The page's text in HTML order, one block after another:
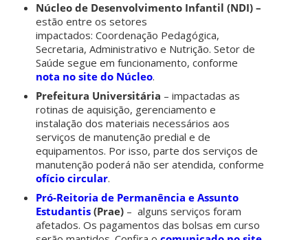
Núcleo de Desenvolvimento Infantil (NDI) –
estão entre os setores
impactados: Coordenação Pedagógica,
Secretaria, Administrativo e Nutrição. Setor de
Saúde segue em funcionamento, conforme
nota no site do Núcleo.
Prefeitura Universitária – impactadas as
rotinas de aquisição, gerenciamento e
instalação dos materiais necessários aos
serviços de manutenção predial e de
equipamentos. Por isso, parte dos serviços de
manutenção poderá não ser atendida, conforme
ofício circular.
Pró-Reitoria de Permanência e Assunto
Estudantis (Prae) – alguns serviços foram
afetados. Os pagamentos das bolsas em curso